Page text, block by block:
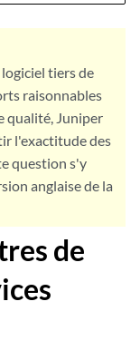
tiers de
raisonnables
qualité, Juniper
l'exactitude des
question s'y
anglaise de la
de